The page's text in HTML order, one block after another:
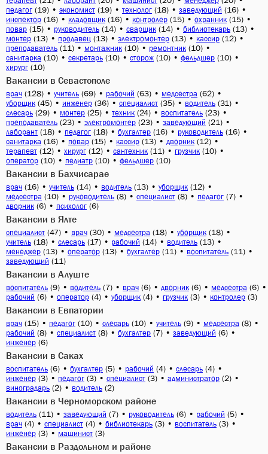
педагог (19) • экономист (19) • технолог (18) • заведующий (16) •
инспектор (16) • кладовщик (16) • контролер (15) • охранник (15) •
повар (15) • руководитель (14) • сварщик (14) • библиотекарь (13) •
монтер (13) • продавец (13) • электромонтер (13) • кассир (12) •
преподаватель (11) • монтажник (10) • ремонтник (10) •
санитарка (10) • секретарь (10) • сторож (10) • фельдшер (10) •
хирург (10)
Вакансии в Севастополе
врач (128) • учитель (69) • рабочий (63) • медсестра (62) •
уборщик (45) • инженер (36) • специалист (35) • водитель (31) •
слесарь (29) • монтер (25) • техник (24) • воспитатель (23) •
преподаватель (23) • электромонтер (23) • заведующий (21) •
лаборант (18) • педагог (18) • бухгалтер (16) • руководитель (16) •
санитарка (16) • повар (15) • кассир (13) • дворник (12) •
терапевт (12) • хирург (12) • сантехник (11) • грузчик (10) •
оператор (10) • педиатр (10) • фельдшер (10)
Вакансии в Бахчисарае
врач (16) • учитель (14) • водитель (13) • уборщик (12) •
медсестра (10) • руководитель (8) • специалист (8) • педагог (7) •
дворник (6) • психолог (6)
Вакансии в Ялте
специалист (47) • врач (30) • медсестра (18) • уборщик (18) •
учитель (18) • слесарь (17) • рабочий (14) • водитель (13) •
менеджер (13) • оператор (13) • бухгалтер (11) • воспитатель (11) •
заведующий (11)
Вакансии в Алуште
воспитатель (9) • водитель (7) • врач (6) • дворник (6) • медсестра (6) •
рабочий (6) • оператор (4) • уборщик (4) • грузчик (3) • контролер (3)
Вакансии в Евпатории
врач (15) • педагог (10) • слесарь (10) • учитель (9) • медсестра (8) •
рабочий (8) • специалист (8) • бухгалтер (7) • заведующий (6) •
инженер (6)
Вакансии в Саках
воспитатель (6) • бухгалтер (5) • рабочий (4) • слесарь (4) •
инженер (3) • педагог (3) • специалист (3) • администратор (2) •
виноградарь (2) • водитель (2)
Вакансии в Черноморском районе
водитель (11) • заведующий (7) • руководитель (6) • рабочий (5) •
врач (4) • специалист (4) • библиотекарь (3) • воспитатель (3) •
инженер (3) • машинист (3)
Вакансии в Раздольном и районе